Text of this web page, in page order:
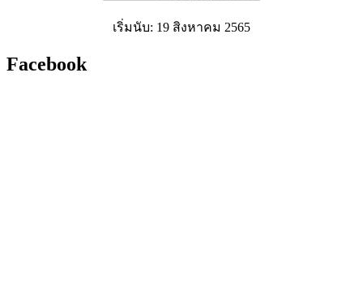
เริ่มนับ: 19 สิงหาคม 2565
Facebook